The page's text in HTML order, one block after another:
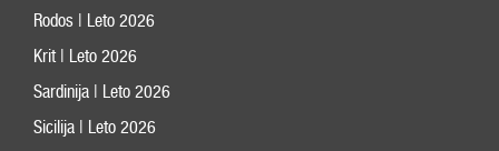
Rodos | Leto 2026
Krit | Leto 2026
Sardinija | Leto 2026
Sicilija | Leto 2026